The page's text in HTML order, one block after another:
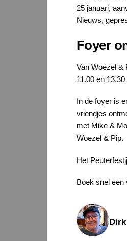
25 januari,
Nieuws,
Foyer
Van Woezel &
11.00 en
In de foyer is
vriendjes
met Mike &
Woezel & Pip.
Het
Boek snel een